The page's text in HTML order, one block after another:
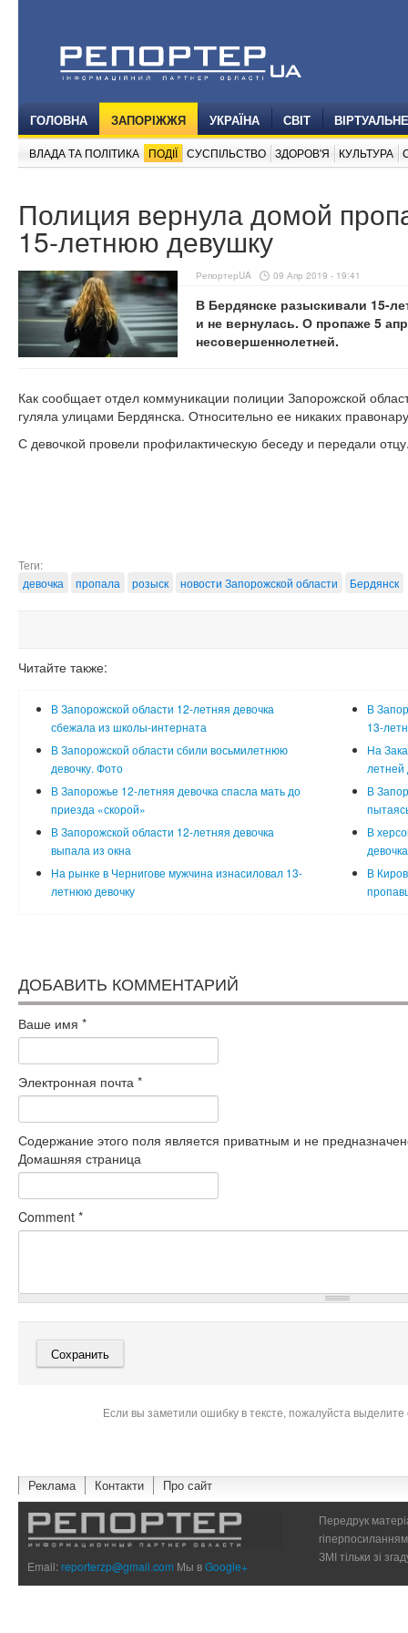
ГОЛОВНА ЗАПОРІЖЖЯ УКРАЇНА СВІТ
ВЛАДА ТА ПОЛІТИКА ПОДІЇ СУСПІЛЬСТВО ЗДОРОВ'Я КУЛЬТУРА
Полиция вернула домой
15-летнюю девушку
РепортерUA 09 Апр 2019 - 19:41
В Бердянске разыскивали 15-
и не вернулась. О пропаже 5
несовершеннолетней.
Как сообщает отдел коммуникации полиции Запорожской
гуляла улицами Бердянска. Относительно ее никаких
С девочкой провели профилактическую беседу и передали
Теги:
девочка
пропала розыск новости Запорожской области Бердянск
Читайте также:
В Запорожской области 12-летняя девочка
сбежала из школы-интерната
В
13-
В Запорожской области сбили восьмилетнюю
девочку. Фото
На
летней
В Запорожье 12-летняя девочка спасла мать до
приезда «скорой»
В
В Запорожской области 12-летняя девочка
выпала из окна
В
На рынке в Чернигове мужчина изнасиловал 13-
летнюю девочку
В
ДОБАВИТЬ КОММЕНТАРИЙ
Ваше имя *
Электронная почта *
Содержание этого поля является приватным и не
Домашняя страница
Comment *
Если вы заметили ошибку в тексте, пожалуйста
Реклама Контакти Про сайт
Email:reporterzp@gmail.com Мы вGoogle+
Передрук
ЗМІ тільки зі